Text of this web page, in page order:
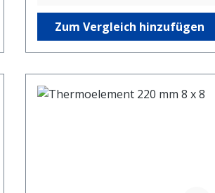
Zum Vergleich hinzufügen